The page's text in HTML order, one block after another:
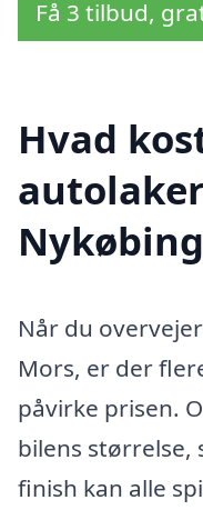
Få 3 tilbud,
Hvad
Når du
Mors, er der
påvirke prisen.
bilens størrelse,
finish kan alle